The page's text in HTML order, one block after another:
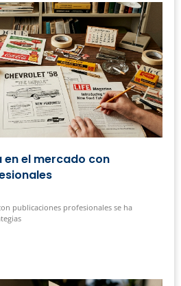
el mercado con
publicaciones profesionales se ha